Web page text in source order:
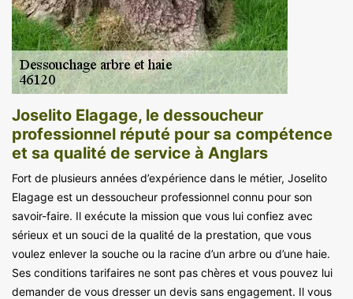
Joselito Elagage, le dessoucheur
professionnel réputé pour sa compétence
et sa qualité de service à Anglars
Fort de plusieurs années d’expérience dans le métier, Joselito
Elagage est un dessoucheur professionnel connu pour son
savoir-faire. Il exécute la mission que vous lui confiez avec
sérieux et un souci de la qualité de la prestation, que vous
voulez enlever la souche ou la racine d’un arbre ou d’une haie.
Ses conditions tarifaires ne sont pas chères et vous pouvez lui
demander de vous dresser un devis sans engagement. Il vous